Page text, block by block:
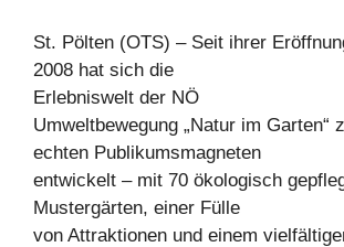
St. Pölten (OTS) – Seit ihrer
2008 hat sich die
Erlebniswelt der NÖ
Umweltbewegung „Natur im Garten“
echten Publikumsmagneten
entwickelt – mit 70 ökologisch
Mustergärten, einer Fülle
von Attraktionen und einem